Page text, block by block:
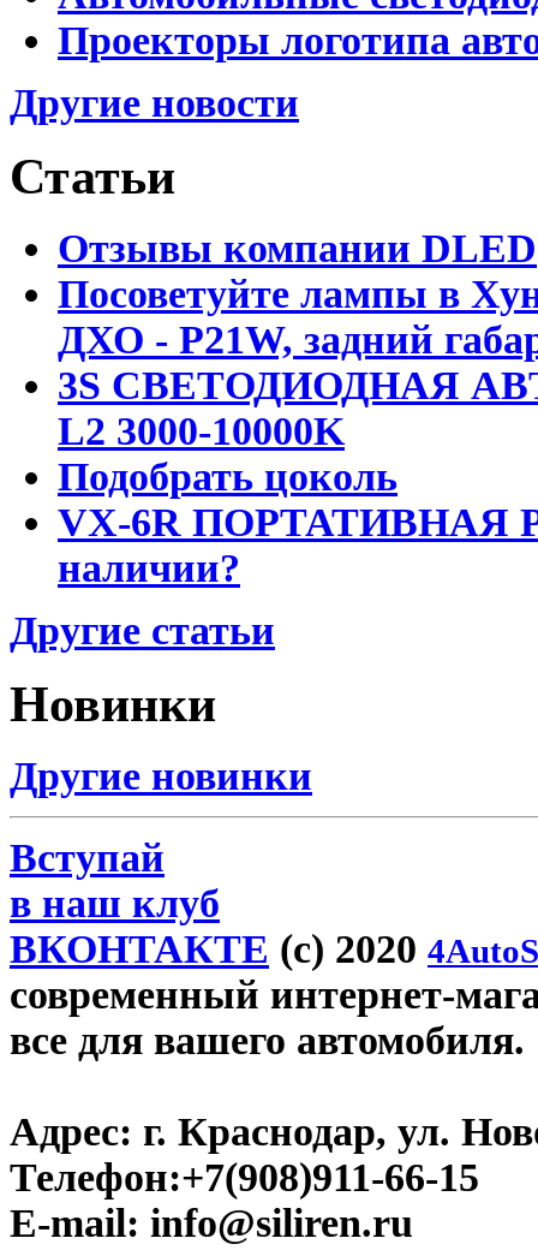
Проекторы логотипа
Другие новости
Статьи
Отзывы компании DLED
Посоветуйте лампы в
ДХО - P21W, задний
3S СВЕТОДИОДНАЯ
L2 3000-10000K
Подобрать цоколь
VX-6R ПОРТАТИВНАЯ
наличии?
Другие статьи
Новинки
Другие новинки
Вступай
в наш клуб
ВКОНТАКТЕ (c) 2020
современный интернет-
все для вашего автомобиля.
Адрес: г. Краснодар, ул.
Телефон:+7(908)911-66-15
E-mail: info@siliren.ru